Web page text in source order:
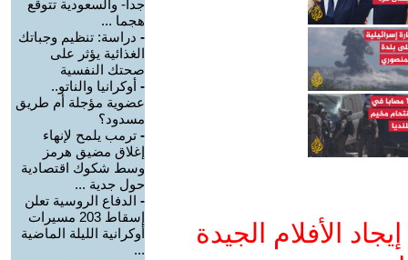
الأفلام الجيدة
جدا- والسعودية تتوقع
هجما ...
- دراسة: تنظيم وجباتك
الغذائية يؤثر على
صحتك النفسية
- أوكرانيا والناتو..
عضوية مؤجلة أم طريق
مسدود؟
- ترمب يلمح لإنهاء
إغلاق مضيق هرمز
وسط شكوك اقتصادية
حول جدية ...
- الدفاع الروسية تعلن
إسقاط 203 مسيرات
أوكرانية الليلة الماضية
...